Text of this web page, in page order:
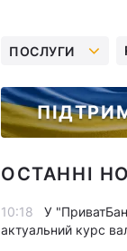
ПОСЛУГИ
ОСТАННІ
10:18
У
актуальний курс